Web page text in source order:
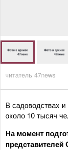
читатель 47news
В садоводствах
около 10 тысяч
На момент